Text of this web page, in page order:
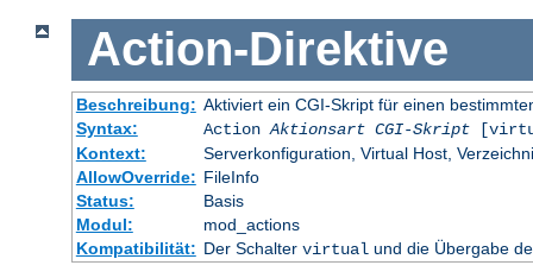
Action-Direktive
Beschreibung: Aktiviert ein CGI-Skript für einen
Syntax:
ActionAktionsart CGI-Skript
Kontext:
Serverkonfiguration, Virtual Host,
AllowOverride: FileInfo
Status:
Basis
Modul:
mod_actions
Kompatibilität: Der Schalter virtual und die Übergabe